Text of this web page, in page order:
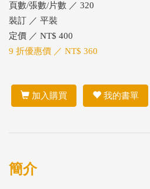
頁數/張數/片數 ／ 320
裝訂 ／ 平裝
定價 ／ NT$ 400
9 折優惠價 ／ NT$ 360
加入購買 我的書單
簡介